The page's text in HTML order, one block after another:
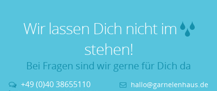
Wir lassen Dich nicht im
stehen!
Bei Fragen sind wir gerne für Dich da
+49 (0)40 38655110 hallo@garnelenhaus.de